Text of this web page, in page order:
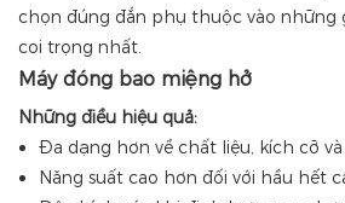
chọn đúng đắn phụ thuộc vào những
coi trọng nhất.
Máy đóng bao miệng hở
Những điều hiệu quả:
Đa dạng hơn về chất liệu, kích cỡ
Năng suất cao hơn đối với hầu hết